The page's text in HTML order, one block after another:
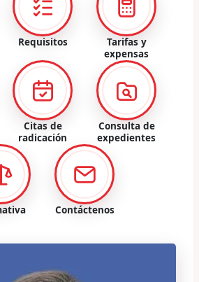
Requisitos
Tarifas y
expensas
Citas de
radicación
Consulta de
expedientes
Contáctenos